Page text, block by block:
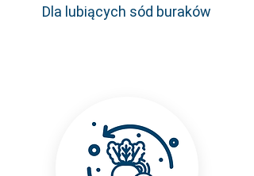
Dla lubiących sód buraków